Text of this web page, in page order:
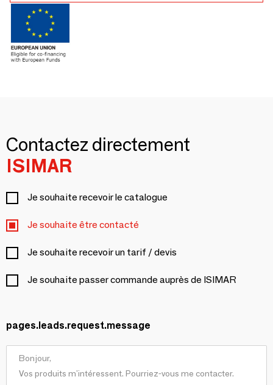
Contactez directement
ISIMAR
Je souhaite recevoir le catalogue
Je souhaite être contacté
Je souhaite recevoir un tarif / devis
Je souhaite passer commande auprès de ISIMAR
pages.leads.request.message